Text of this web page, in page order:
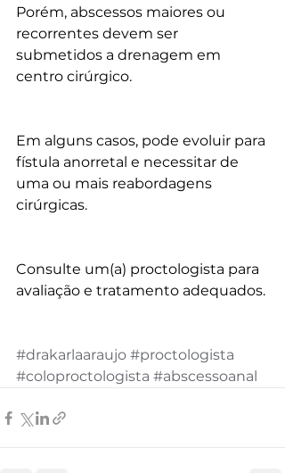
Porém, abscessos maiores ou
recorrentes devem ser
submetidos a drenagem em
centro cirúrgico.
Em alguns casos, pode evoluir para
fístula anorretal e necessitar de
uma ou mais reabordagens
cirúrgicas.
Consulte um(a) proctologista para
avaliação e tratamento adequados.
#drakarlaaraujo #proctologista
#coloproctologista #abscessoanal